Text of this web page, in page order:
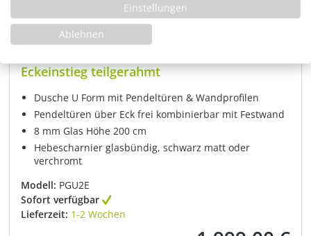
Eckeinstieg teilgerahmt
Dusche U Form mit Pendeltüren & Wandprofilen
Pendeltüren über Eck frei kombinierbar mit Festwand
8 mm Glas Höhe 200 cm
Hebescharnier glasbündig, schwarz matt oder
verchromt
Modell: PGU2E
Sofort verfügbar
Lieferzeit: 1-2 Wochen
Einstellungen
Ablehnen